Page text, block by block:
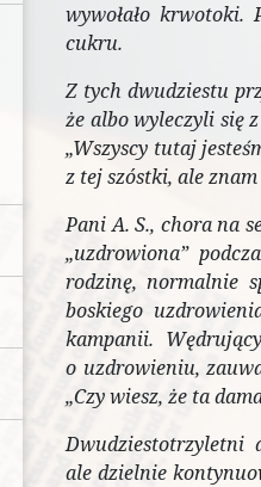
wywołało krwotoki.
cukru.
Z tych dwudziestu
że albo wyleczyli się
„Wszyscy tutaj
z tej szóstki, ale
Pani A. S., chora na
„uzdrowiona”
rodzinę, normalnie
boskiego
kampanii.
o uzdrowieniu,
„Czy wiesz, że ta
Dwudziestotrzyletni
ale dzielnie